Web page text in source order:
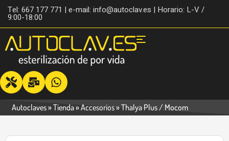
Tel: 667 177 771 | e-mail: info@autoclav.es | Horario: L-V /
9:00-18:00
Autoclaves»Tienda»Accesorios»Thalya Plus / Mocom